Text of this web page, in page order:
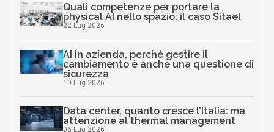
Quali competenze per portare la
physical AI nello spazio: il caso Sitael
22 Lug 2026
AI in azienda, perché gestire il
cambiamento è anche una questione di
sicurezza
10 Lug 2026
Data center, quanto cresce l’Italia: ma
attenzione al thermal management
06 Lug 2026